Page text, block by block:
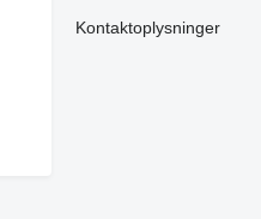
Kontaktoplysninger